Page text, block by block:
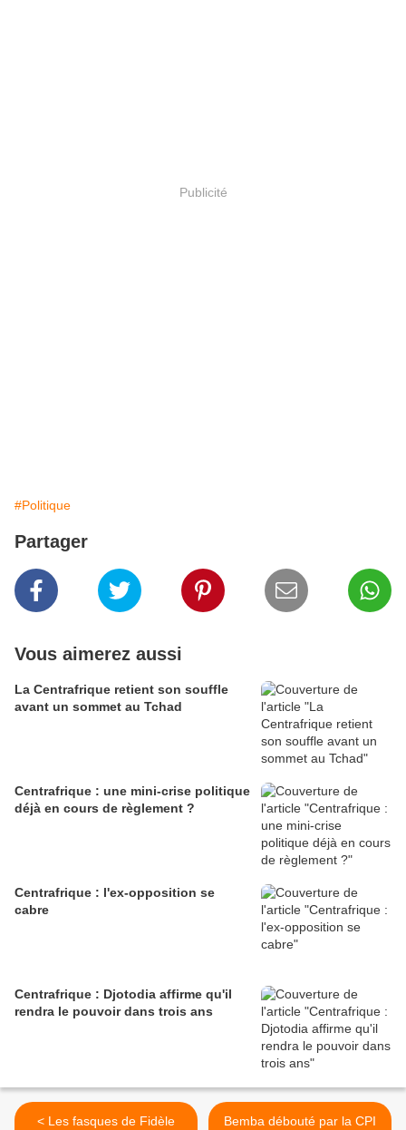
Publicité
#Politique
Partager
Vous aimerez aussi
La Centrafrique retient son souffle
avant un sommet au Tchad
Centrafrique : une mini-crise politique
déjà en cours de règlement ?
Centrafrique : l'ex-opposition se
cabre
Centrafrique : Djotodia affirme qu'il
rendra le pouvoir dans trois ans
< Les fasques de Fidèle
Bemba débouté par la CPI